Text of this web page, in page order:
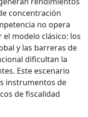
concentración
no opera
modelo clásico: los
y las barreras de
dificultan la
Este escenario
instrumentos de
de fiscalidad